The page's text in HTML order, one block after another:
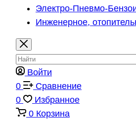
Электро-Пневмо-
Инженерное,
Войти
0
Сравнение
0
Избранное
0 Корзина